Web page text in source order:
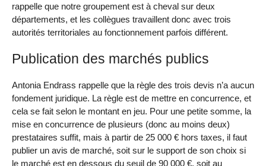
rappelle que notre groupement est à cheval sur deux
départements, et les collègues travaillent donc avec trois
autorités territoriales au fonctionnement parfois différent.
Publication des marchés publics
Antonia Endrass rappelle que la règle des trois devis n’a aucun
fondement juridique. La règle est de mettre en concurrence, et
cela se fait selon le montant en jeu. Pour une petite somme, la
mise en concurrence de plusieurs (donc au moins deux)
prestataires suffit, mais à partir de 25 000 € hors taxes, il faut
publier un avis de marché, soit sur le support de son choix si
le marché est en dessous du seuil de 90 000 €, soit au